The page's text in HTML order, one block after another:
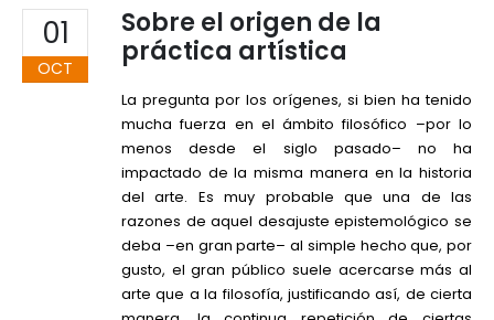
01
OCT
Sobre el origen de la
práctica artística
La pregunta por los orígenes, si bien ha tenido
mucha fuerza en el ámbito filosófico –por lo
menos desde el siglo pasado– no ha
impactado de la misma manera en la historia
del arte. Es muy probable que una de las
razones de aquel desajuste epistemológico se
deba –en gran parte– al simple hecho que, por
gusto, el gran público suele acercarse más al
arte que a la filosofía, justificando así, de cierta